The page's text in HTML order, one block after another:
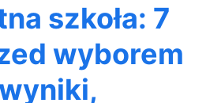
szkoła: 7
wyborem